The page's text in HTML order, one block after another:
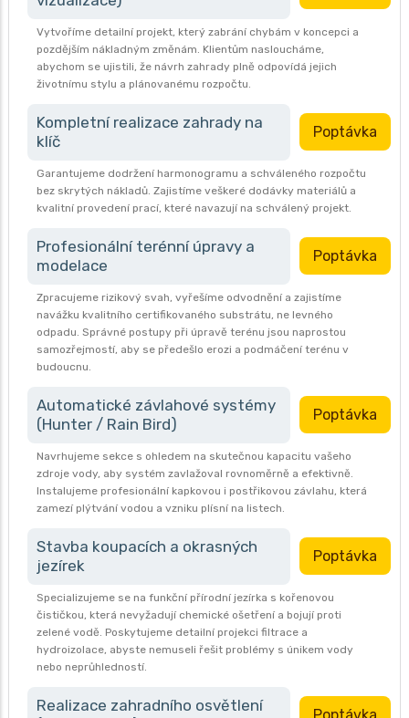
Vytvoříme detailní projekt, který zabrání chybám v koncepci a
pozdějším nákladným změnám. Klientům nasloucháme,
abychom se ujistili, že návrh zahrady plně odpovídá jejich
životnímu stylu a plánovanému rozpočtu.
Kompletní realizace zahrady na
klíč
Poptávka
Garantujeme dodržení harmonogramu a schváleného rozpočtu
bez skrytých nákladů. Zajistíme veškeré dodávky materiálů a
kvalitní provedení prací, které navazují na schválený projekt.
Profesionální terénní úpravy a
modelace
Poptávka
Zpracujeme rizikový svah, vyřešíme odvodnění a zajistíme
navážku kvalitního certifikovaného substrátu, ne levného
odpadu. Správné postupy při úpravě terénu jsou naprostou
samozřejmostí, aby se předešlo erozi a podmáčení terénu v
budoucnu.
Automatické závlahové systémy
(Hunter / Rain Bird)
Poptávka
Navrhujeme sekce s ohledem na skutečnou kapacitu vašeho
zdroje vody, aby systém zavlažoval rovnoměrně a efektivně.
Instalujeme profesionální kapkovou i postřikovou závlahu, která
zamezí plýtvání vodou a vzniku plísní na listech.
Stavba koupacích a okrasných
jezírek
Poptávka
Specializujeme se na funkční přírodní jezírka s kořenovou
čističkou, která nevyžadují chemické ošetření a bojují proti
zelené vodě. Poskytujeme detailní projekci filtrace a
hydroizolace, abyste nemuseli řešit problémy s únikem vody
nebo neprůhledností.
Realizace zahradního osvětlení